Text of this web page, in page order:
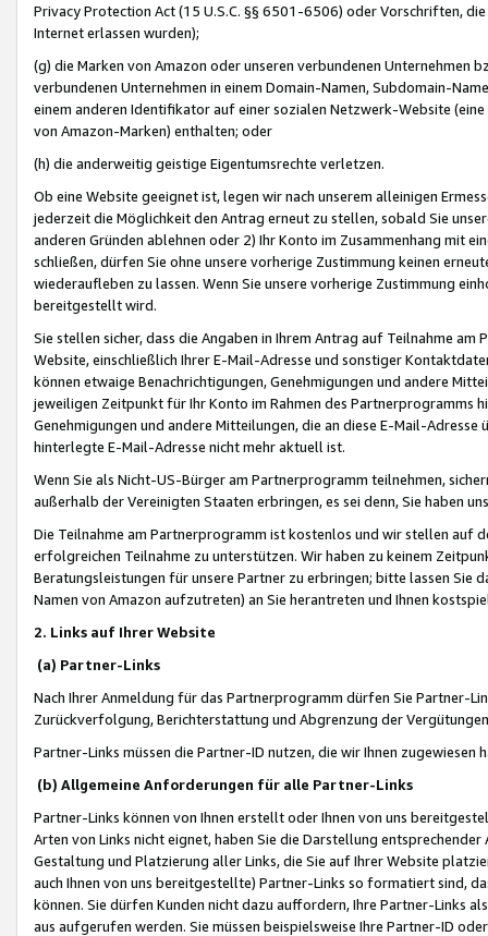
Privacy Protection Act (15 U.S.C. §§ 6501-6506) oder Vorschriften,
Internet erlassen wurden);
(g) die Marken von Amazon oder unseren verbundenen Unternehmen
verbundenen Unternehmen in einem Domain-Namen, Subdomain-
einem anderen Identifikator auf einer sozialen Netzwerk-Website
von Amazon-Marken) enthalten; oder
(h) die anderweitig geistige Eigentumsrechte verletzen.
Ob eine Website geeignet ist, legen wir nach unserem alleinigen
jederzeit die Möglichkeit den Antrag erneut zu stellen, sobald Sie
anderen Gründen ablehnen oder 2) Ihr Konto im Zusammenhang mit
schließen, dürfen Sie ohne unsere vorherige Zustimmung keinen
wiederaufleben zu lassen. Wenn Sie unsere vorherige Zustimmung
bereitgestellt wird.
Sie stellen sicher, dass die Angaben in Ihrem Antrag auf Teilnahme
Website, einschließlich Ihrer E-Mail-Adresse und sonstiger
können etwaige Benachrichtigungen, Genehmigungen und andere
jeweiligen Zeitpunkt für Ihr Konto im Rahmen des Partnerprogramms
Genehmigungen und andere Mitteilungen, die an diese E-Mail-
hinterlegte E-Mail-Adresse nicht mehr aktuell ist.
Wenn Sie als Nicht-US-Bürger am Partnerprogramm teilnehmen,
außerhalb der Vereinigten Staaten erbringen, es sei denn, Sie haben
Die Teilnahme am Partnerprogramm ist kostenlos und wir stellen auf
erfolgreichen Teilnahme zu unterstützen. Wir haben zu keinem
Beratungsleistungen für unsere Partner zu erbringen; bitte lassen Sie
Namen von Amazon aufzutreten) an Sie herantreten und Ihnen
2. Links auf Ihrer Website
(a) Partner-Links
Nach Ihrer Anmeldung für das Partnerprogramm dürfen Sie Partner-
Zurückverfolgung, Berichterstattung und Abgrenzung der
Partner-Links müssen die Partner-ID nutzen, die wir Ihnen zugewiesen
(b) Allgemeine Anforderungen für alle Partner-Links
Partner-Links können von Ihnen erstellt oder Ihnen von uns
Arten von Links nicht eignet, haben Sie die Darstellung
Gestaltung und Platzierung aller Links, die Sie auf Ihrer Website
auch Ihnen von uns bereitgestellte) Partner-Links so formatiert sind,
können. Sie dürfen Kunden nicht dazu auffordern, Ihre Partner-Links
aus aufgerufen werden. Sie müssen beispielsweise Ihre Partner-ID